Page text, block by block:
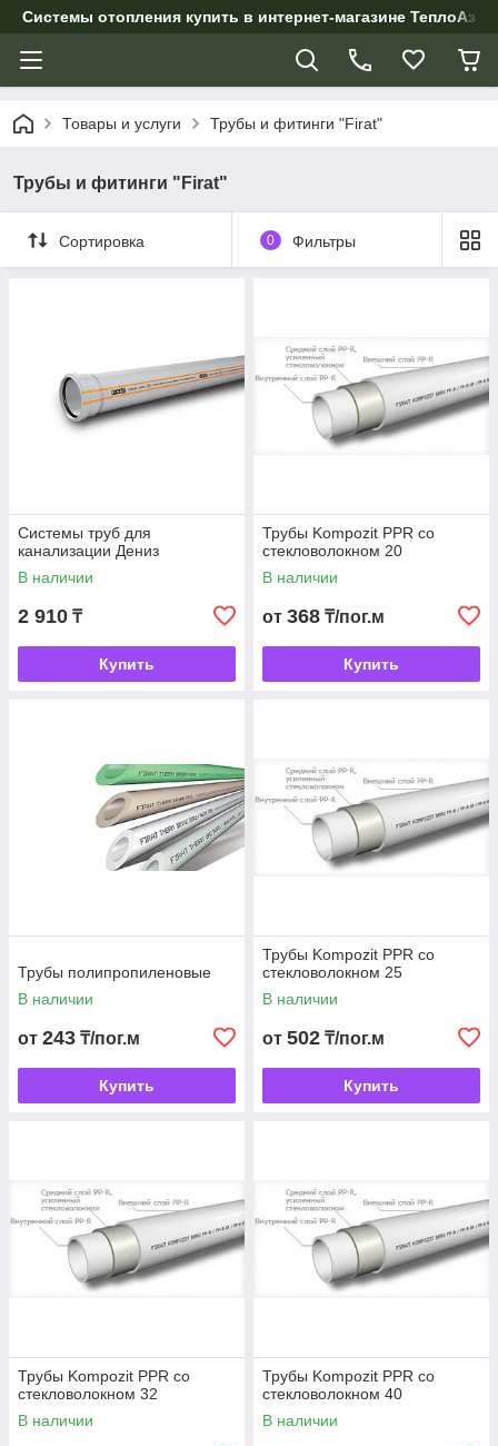
Системы отопления купить в интернет-магазине ТеплоАзии
Товары и услуги Трубы и фитинги "Firat"
Трубы и фитинги "Firat"
Сортировка 0 Фильтры
Системы труб для
канализации Дениз
В наличии
2 910 ₸
Купить
Трубы Kompozit PPR со
стекловолокном 20
В наличии
от 368 ₸/пог.м
Купить
Трубы полипропиленовые
В наличии
от 243 ₸/пог.м
Купить
Трубы Kompozit PPR со
стекловолокном 25
В наличии
от 502 ₸/пог.м
Купить
Трубы Kompozit PPR со
стекловолокном 32
В наличии
Трубы Kompozit PPR со
стекловолокном 40
В наличии